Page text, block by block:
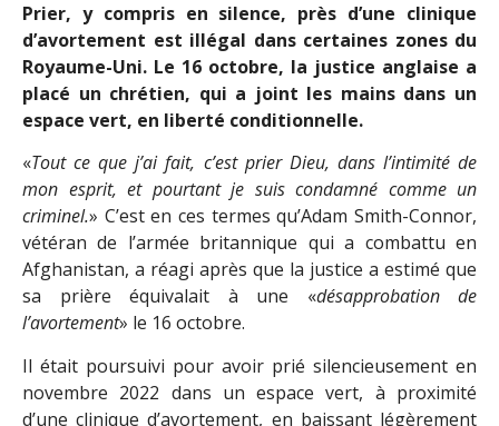
Prier, y compris en silence, près d’une clinique
d’avortement est illégal dans certaines zones du
Royaume-Uni. Le 16 octobre, la justice anglaise a
placé un chrétien, qui a joint les mains dans un
espace vert, en liberté conditionnelle.
«Tout ce que j’ai fait, c’est prier Dieu, dans l’intimité de
mon esprit, et pourtant je suis condamné comme un
criminel.» C’est en ces termes qu’Adam Smith-Connor,
vétéran de l’armée britannique qui a combattu en
Afghanistan, a réagi après que la justice a estimé que
sa prière équivalait à une «désapprobation de
l’avortement» le 16 octobre.
Il était poursuivi pour avoir prié silencieusement en
novembre 2022 dans un espace vert, à proximité
d’une clinique d’avortement, en baissant légèrement